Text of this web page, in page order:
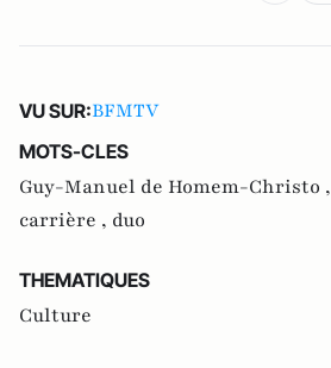
VU SUR:BFMTV
MOTS-CLES
Guy-Manuel de Homem-Christo ,
carrière , duo
THEMATIQUES
Culture